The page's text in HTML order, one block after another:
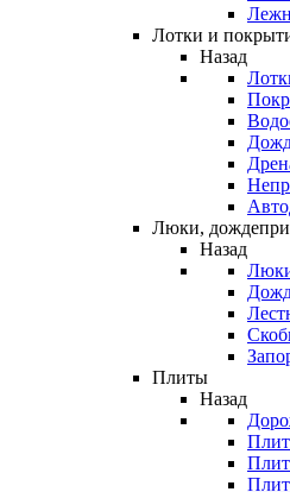
Лотки и
Назад
Люки,
Назад
Плиты
Назад